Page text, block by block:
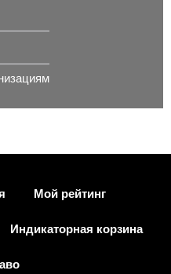
Мой рейтинг
Индикаторная корзина